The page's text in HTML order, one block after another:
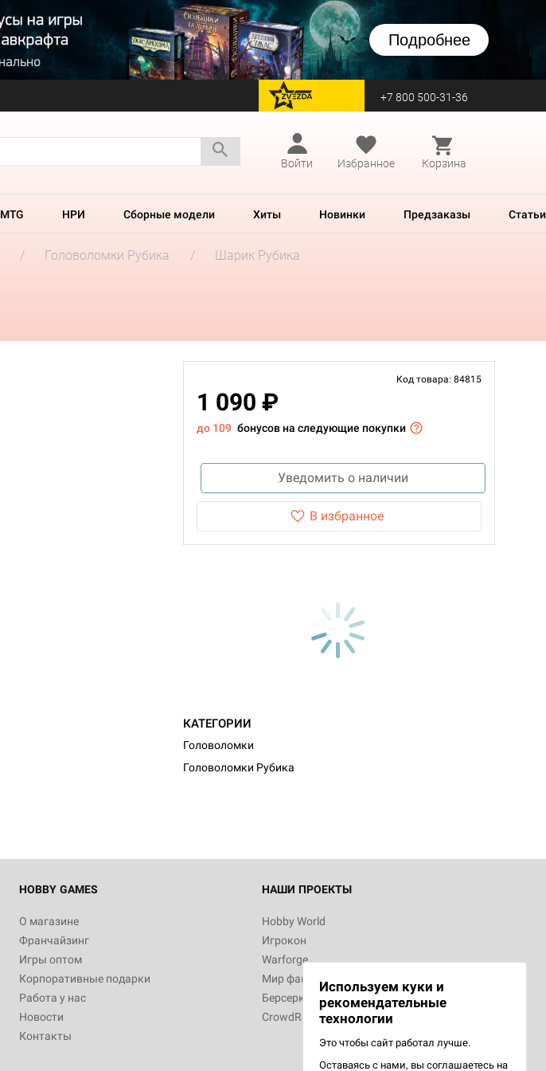
Подробнее
перейти на Zvezda +7 800 500-31-36
Войти
Избранное Корзина
MTG НРИ Сборные модели Хиты Новинки Предзаказы Статьи
Головоломки Рубика Шарик Рубика
Код товара: 84815
1 090 ₽
до 109 бонусов на следующие покупки
Уведомить о наличии
В избранное
КАТЕГОРИИ
Головоломки
Головоломки Рубика
HOBBY GAMES
О магазине
Франчайзинг
Игры оптом
Корпоративные подарки
Работа у нас
Новости
Контакты
НАШИ ПРОЕКТЫ
Hobby World
Игрокон
Warforge
Мир фантастики
Берсерк
CrowdRepublic
Используем куки и
рекомендательные
технологии
Это чтобы сайт работал лучше.
Оставаясь с нами, вы соглашаетесь на